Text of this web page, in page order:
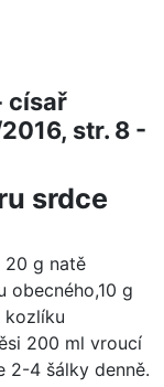
císař
str. 8 -
srdce
20 g natě
obecného,10 g
kozlíku
200 ml vroucí
2-4 šálky denně.